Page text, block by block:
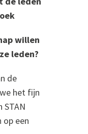
willen
leden?
de
het fijn
STAN
op een